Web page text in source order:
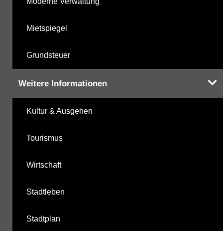
Mietspiegel
Grundsteuer
Weitere Informationen
Kultur & Ausgehen
Tourismus
Wirtschaft
Stadtleben
Stadtplan